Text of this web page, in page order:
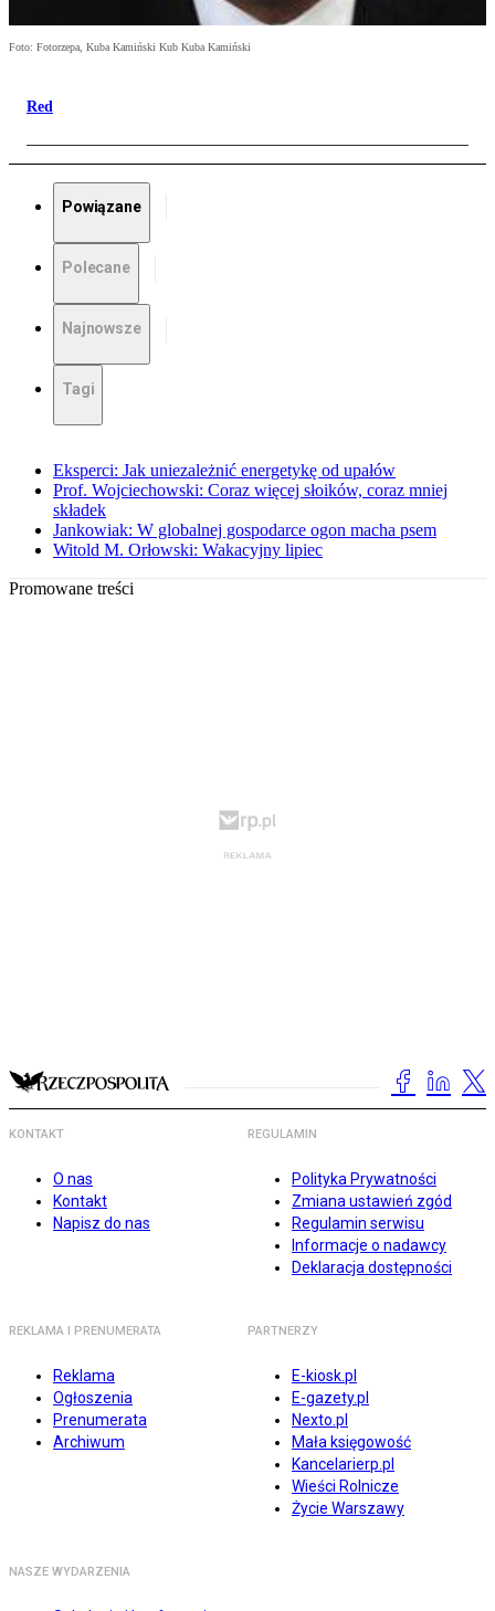
Foto: Fotorzepa, Kuba Kamiński Kub Kuba Kamiński
Red
Powiązane
Polecane
Najnowsze
Tagi
Eksperci: Jak uniezależnić energetykę od upałów
Prof. Wojciechowski: Coraz więcej słoików, coraz mniej
składek
Jankowiak: W globalnej gospodarce ogon macha psem
Witold M. Orłowski: Wakacyjny lipiec
Promowane treści
KONTAKT
O nas
Kontakt
Napisz do nas
REGULAMIN
Polityka Prywatności
Zmiana ustawień zgód
Regulamin serwisu
Informacje o nadawcy
Deklaracja dostępności
REKLAMA I PRENUMERATA
Reklama
Ogłoszenia
Prenumerata
Archiwum
PARTNERZY
E-kiosk.pl
E-gazety.pl
Nexto.pl
Mała księgowość
Kancelarierp.pl
Wieści Rolnicze
Życie Warszawy
NASZE WYDARZENIA